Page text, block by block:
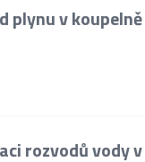
plynu v koupelně
rozvodů vody v